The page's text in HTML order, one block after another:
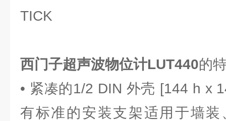
TICK
西门子超声波物位计LUT440的
• 紧凑的1/2 DIN 外壳 [144 h x
有标准的安装支架适用于墙装